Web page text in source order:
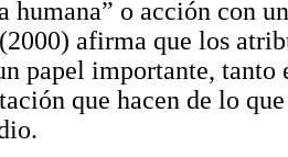
humana” o acción con
afirma que los
papel importante,
que hacen de lo